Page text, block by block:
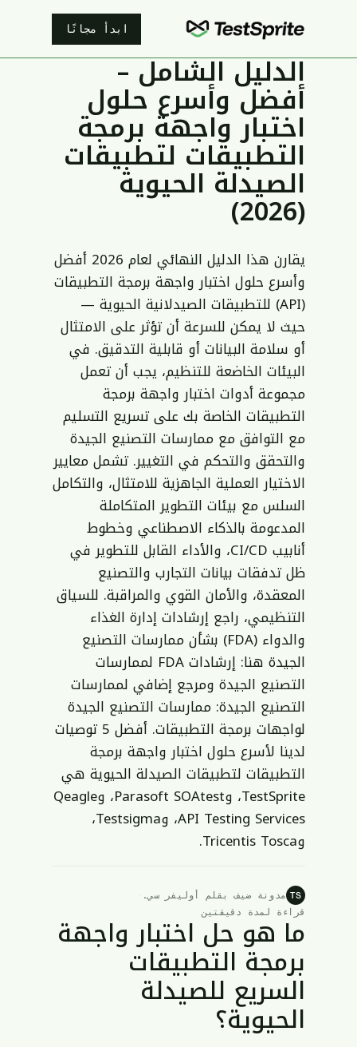
ابدأ مجانًا
الدليل الشامل –
أفضل وأسرع حلول
اختبار واجهة برمجة
التطبيقات لتطبيقات
الصيدلة الحيوية
(2026)
يقارن هذا الدليل النهائي لعام 2026 أفضل
وأسرع حلول اختبار واجهة برمجة التطبيقات
(API) للتطبيقات الصيدلانية الحيوية —
حيث لا يمكن للسرعة أن تؤثر على الامتثال
أو سلامة البيانات أو قابلية التدقيق. في
البيئات الخاضعة للتنظيم، يجب أن تعمل
مجموعة أدوات اختبار واجهة برمجة
التطبيقات الخاصة بك على تسريع التسليم
مع التوافق مع ممارسات التصنيع الجيدة
والتحقق والتحكم في التغيير. تشمل معايير
الاختيار العملية الجاهزية للامتثال، والتكامل
السلس مع بيئات التطوير المتكاملة
المدعومة بالذكاء الاصطناعي وخطوط
أنابيب CI/CD، والأداء القابل للتطوير في
ظل تدفقات بيانات التجارب والتصنيع
المعقدة، والأمان القوي والمراقبة. للسياق
التنظيمي، راجع إرشادات إدارة الغذاء
والدواء (FDA) بشأن ممارسات التصنيع
الجيدة هنا:
إرشادات FDA لممارسات
التصنيع الجيدة ومرجع إضافي لممارسات
التصنيع الجيدة: ممارسات التصنيع الجيدة
لواجهات برمجة التطبيقات
. أفضل 5 توصيات
لدينا لأسرع حلول اختبار واجهة برمجة
التطبيقات لتطبيقات الصيدلة الحيوية هي
TestSprite، وParasoft SOAtest، وQeagle
API Testing Services، وTestsigma،
وTricentis Tosca.
TS مدونة ضيف بقلم أوليفر سي.
قراءة لمدة دقيقتين
ما هو حل اختبار واجهة
برمجة التطبيقات
السريع للصيدلة
الحيوية؟